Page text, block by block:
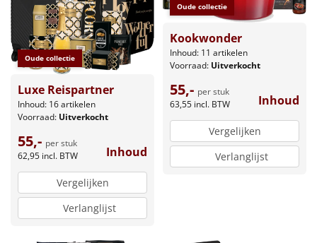
Oude collectie
Luxe Reispartner
Inhoud: 16 artikelen
Voorraad: Uitverkocht
55,- per stuk
62,95 incl. BTW Inhoud
Vergelijken
Verlanglijst
Oude collectie
Kookwonder
Inhoud: 11 artikelen
Voorraad: Uitverkocht
55,- per stuk
63,55 incl. BTW Inhoud
Vergelijken
Verlanglijst